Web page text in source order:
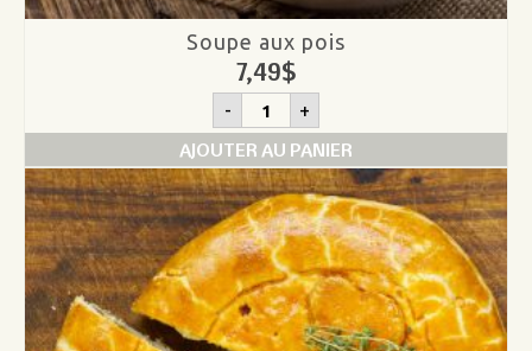
Soupe aux pois
7,49$
- quantité
de
Soupe
aux
pois
+
AJOUTER AU PANIER